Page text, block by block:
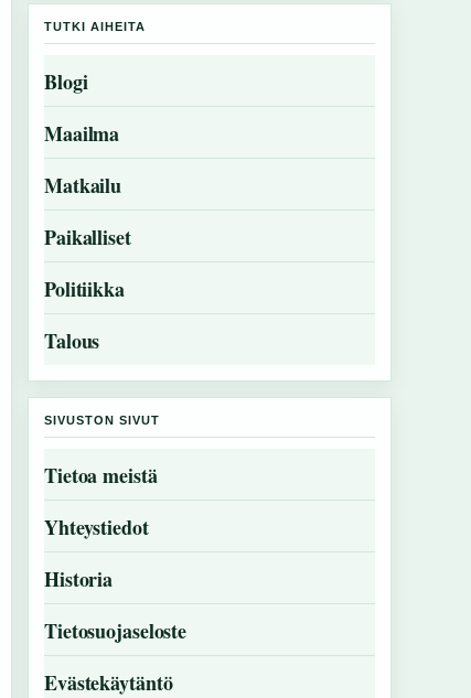
TUTKI AIHEITA
Blogi
Maailma
Matkailu
Paikalliset
Politiikka
Talous
SIVUSTON SIVUT
Tietoa meistä
Yhteystiedot
Historia
Tietosuojaseloste
Evästekäytäntö